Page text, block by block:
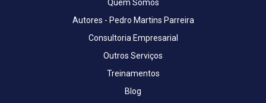
Quem Somos
Autores - Pedro Martins Parreira
Consultoria Empresarial
Outros Serviços
Treinamentos
Blog